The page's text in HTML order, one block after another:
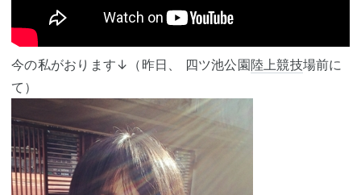
今の私がおります↓（昨日、 四ツ池公園陸上競技場前に
て）